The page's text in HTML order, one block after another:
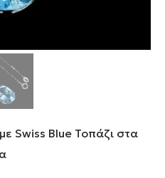
Swiss Blue Τοπάζι στα